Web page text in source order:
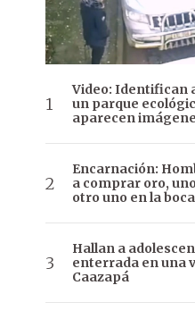
Video: Identifican
un parque
aparecen
Encarnación:
a comprar oro,
otro uno en la boca
Hallan a
enterrada en una
Caazapá